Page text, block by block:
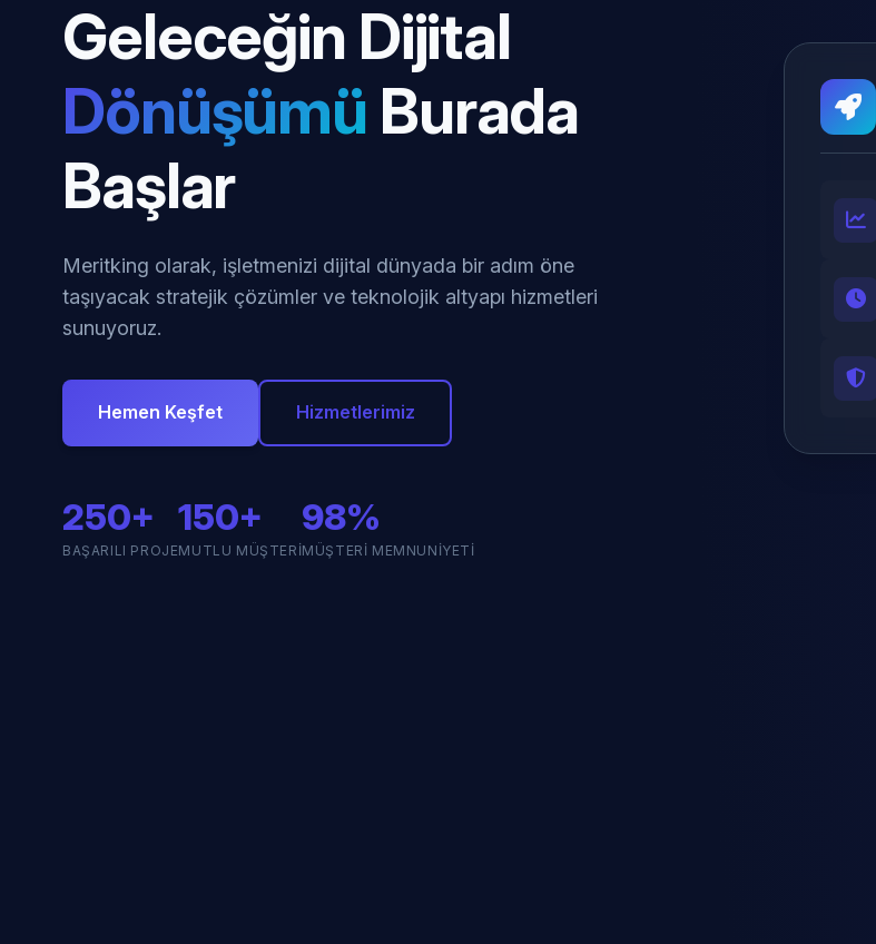
Geleceğin Dijital
Dönüşümü Burada
Başlar
Meritking olarak, işletmenizi dijital dünyada bir adım öne
taşıyacak stratejik çözümler ve teknolojik altyapı hizmetleri
sunuyoruz.
Hemen Keşfet Hizmetlerimiz
250+
BAŞARILI PROJE
150+
MUTLU MÜŞTERI
98%
MÜŞTERI MEMNUNIYETI